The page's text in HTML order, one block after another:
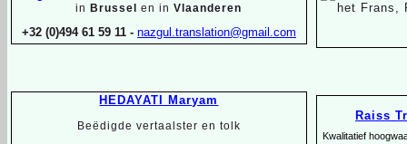
Raiss
Kwalitatief
in Brussel en inVlaanderen
+32 (0)494 61 59 11 - nazgul.translation@gmail.com
HEDAYATI Maryam
Beëdigde vertaalster en tolk